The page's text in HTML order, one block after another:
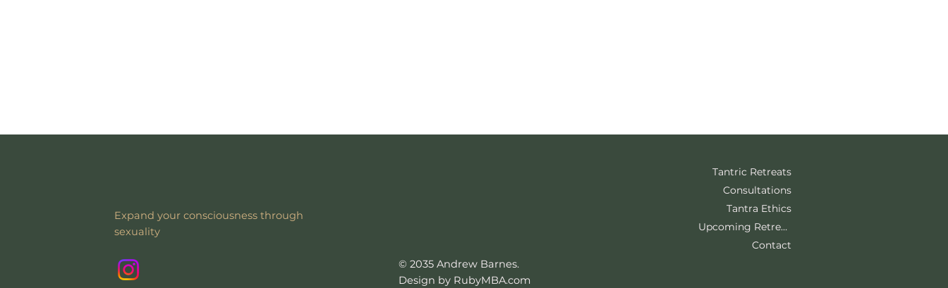
Expand your consciousness through
sexuality
© 2035 Andrew Barnes.
Design by RubyMBA.com
Tantric Retreats
Consultations
Tantra Ethics
Upcoming Retreats
Contact